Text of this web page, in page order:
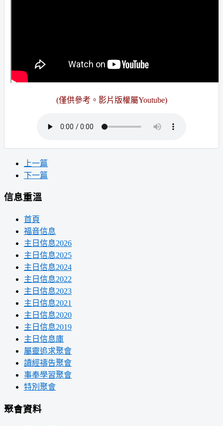
(僅供參考。 影片版權屬Youtube)
上一篇
下一篇
信息重溫
首頁
福音信息
主日信息2026
主日信息2025
主日信息2024
主日信息2022
主日信息2023
主日信息2021
主日信息2020
主日信息2019
主日信息庫
屬靈追求聚會
讀經禱告聚會
事奉學習聚會
特別聚會
聚會資料